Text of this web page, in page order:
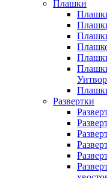
Плашки
Развертки